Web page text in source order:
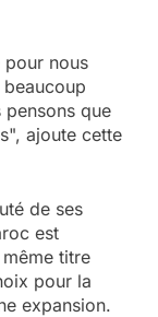
pour nous
pensons que
ajoute cette
de ses
est
titre
pour la
expansion.